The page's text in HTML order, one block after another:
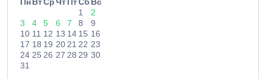
ПнВтСрЧтПтСб Вс
1
2
3
4 5 6 7 8
9
10 11 12 13 14 15 16
17 18 19 2021 22 23
24 25 26 27 28 29 30
31